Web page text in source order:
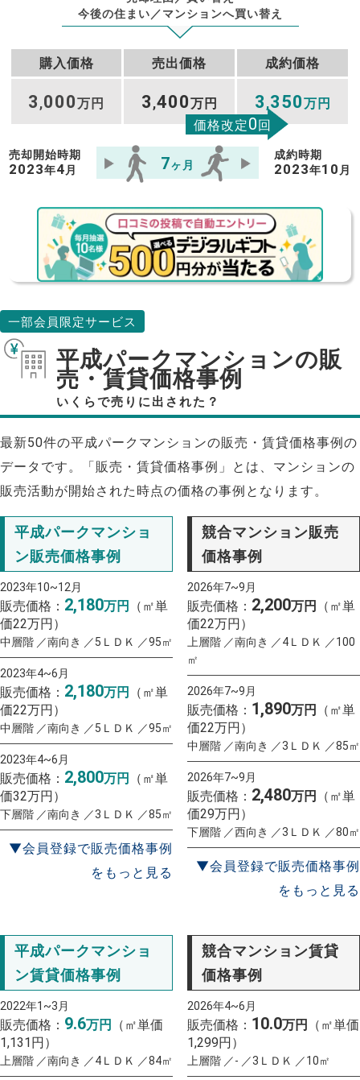
今後の住まい／マンションへ買い替え
購入価格 売出価格 成約価格
3 ,000万円 3 ,400万円 3 ,350万円
価格改定0回
売却開始時期
2023年4 月 7ヶ月
成約時期
2023年10 月
一部会員限定サービス
平成パークマンションの販
売・賃貸価格事例
いくらで売りに出された？
最新50件の平成パークマンションの販売・賃貸価格事例の
データです。「販売・賃貸価格事例」とは、マンションの
販売活動が開始された時点の価格の事例となります。
平成パークマンショ
ン販売価格事例
2023年10~12月
販売価格： 2,180万円
（㎡単
価22万円）
中層階 ／南向き ／5ＬＤＫ ／95㎡
2023年4~6月
販売価格： 2,180万円
（㎡単
価22万円）
中層階 ／南向き ／5ＬＤＫ ／95㎡
2023年4~6月
販売価格： 2,800万円
（㎡単
価32万円）
下層階 ／南向き ／3ＬＤＫ ／85㎡
▼会員登録で販売価格事例
をもっと見る
競合マンション販売
価格事例
2026年7~9月
販売価格： 2,200万円
（㎡単
価22万円）
上層階 ／南向き ／4ＬＤＫ ／100
㎡
2026年7~9月
販売価格： 1,890万円
（㎡単
価22万円）
中層階 ／南向き ／3ＬＤＫ ／85㎡
2026年7~9月
販売価格： 2,480万円
（㎡単
価29万円）
下層階 ／西向き ／3ＬＤＫ ／80㎡
▼会員登録で販売価格事例
をもっと見る
平成パークマンショ
ン賃貸価格事例
2022年1~3月
販売価格： 9.6万円
（㎡単価
1,131円）
上層階 ／南向き ／4ＬＤＫ ／84㎡
競合マンション賃貸
価格事例
2026年4~6月
販売価格： 10.0万円
（㎡単価
1,299円）
上層階 ／- ／3ＬＤＫ ／10㎡